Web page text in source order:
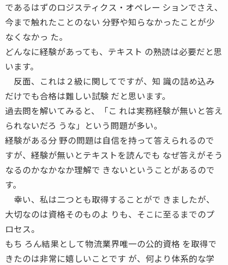
であるはずのロジスティクス・オペレー ションでさえ、
今まで触れたことのない 分野や知らなかったことが少
なくなかっ た。
どんなに経験があっても、テキスト の熟読は必要だと思
います。
反面、これは２級に関してですが、知 識の詰め込み
だけでも合格は難しい試験 だと思います。
過去問を解いてみると、「こ れは実務経験が無いと答え
られないだろ うな」という問題が多い。
経験がある分 野の問題は自信を持って答えられるので
すが、経験が無いとテキストを読んでも なぜ答えがそう
なるのかなかなか理解で きないということがあるので
す。
幸い、私は二つとも取得することがで きましたが、
大切なのは資格そのものよ りも、そこに至るまでのプ
ロセス。
もち ろん結果として物流業界唯一の公的資格 を取得で
きたのは非常に嬉しいことです が、何より体系的な学